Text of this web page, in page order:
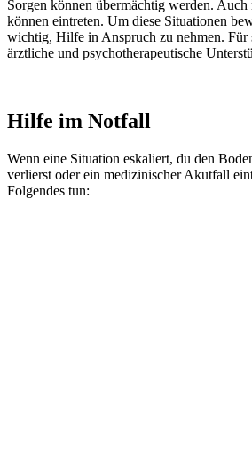
Sorgen können übermächtig werden.
können eintreten. Um diese Situationen
wichtig, Hilfe in Anspruch zu nehmen. Für
ärztliche und psychotherapeutische
Hilfe im Notfall
Wenn eine Situation eskaliert, du den
verlierst oder ein medizinischer Akutfall
Folgendes tun: